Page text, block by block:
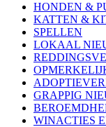
HONDEN &
KATTEN &
SPELLEN
LOKAAL
GRAPPIG
WINACTIES